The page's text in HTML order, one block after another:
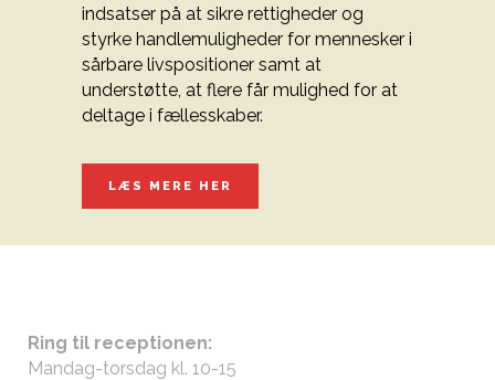
indsatser på at sikre rettigheder og
styrke handlemuligheder for mennesker i
sårbare livspositioner samt at
understøtte, at flere får mulighed for at
deltage i fællesskaber.
LÆS MERE HER
Ring til receptionen:
Mandag-torsdag kl. 10-15